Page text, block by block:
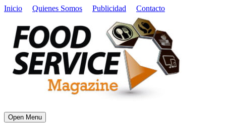
Inicio Quienes Somos Publicidad Contacto
Open Menu